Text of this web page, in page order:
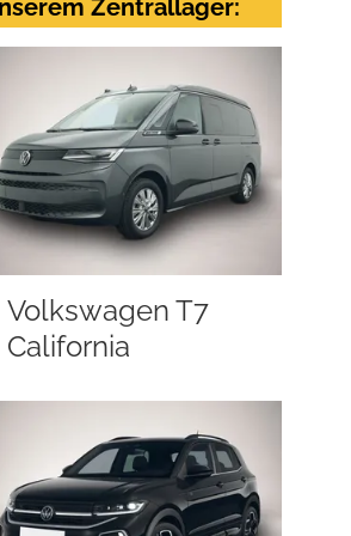
Zentrallager:
Volkswagen T7
California